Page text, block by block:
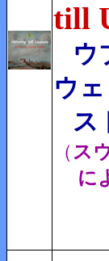
till
ウ
ウ
ス
（ス
に